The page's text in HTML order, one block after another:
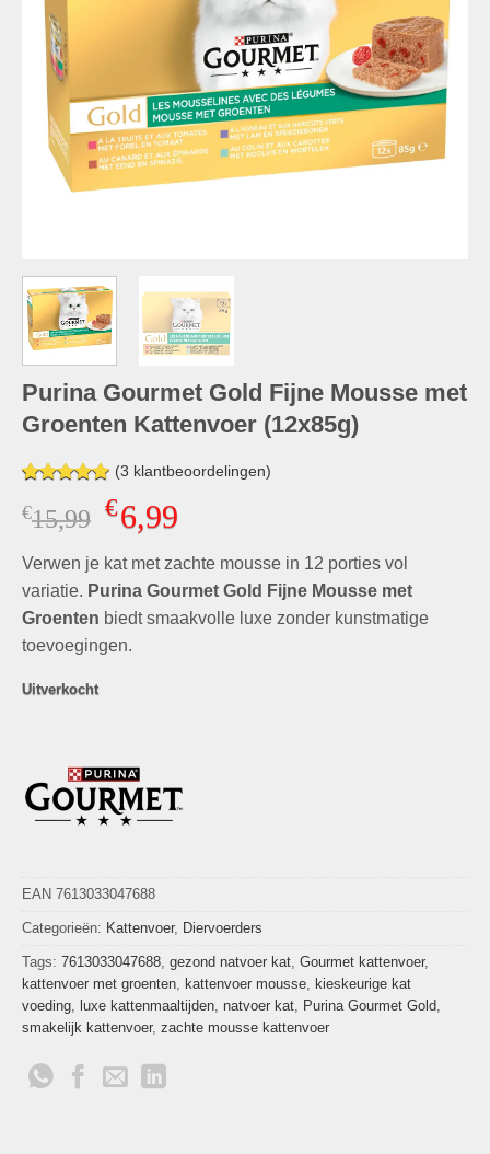
Purina Gourmet Gold Fijne Mousse met
Groenten Kattenvoer (12x85g)
Gewaardeerd
5.00op 5
gebaseerd
waarderingen
(3 klantbeoordelingen)
€15,99 Oorspronkelijke
prijs
was:
€15,99.
€6,99Huidige
is:
€6,99.
Verwen je kat met zachte mousse in 12 porties vol
variatie. Purina Gourmet Gold Fijne Mousse met
Groenten biedt smaakvolle luxe zonder kunstmatige
toevoegingen.
Uitverkocht
EAN 7613033047688
Categorieën: Kattenvoer, Diervoerders
Tags: 7613033047688, gezond natvoer kat, Gourmet kattenvoer,
kattenvoer met groenten, kattenvoer mousse, kieskeurige kat
voeding, luxe kattenmaaltijden, natvoer kat, Purina Gourmet Gold,
smakelijk kattenvoer, zachte mousse kattenvoer